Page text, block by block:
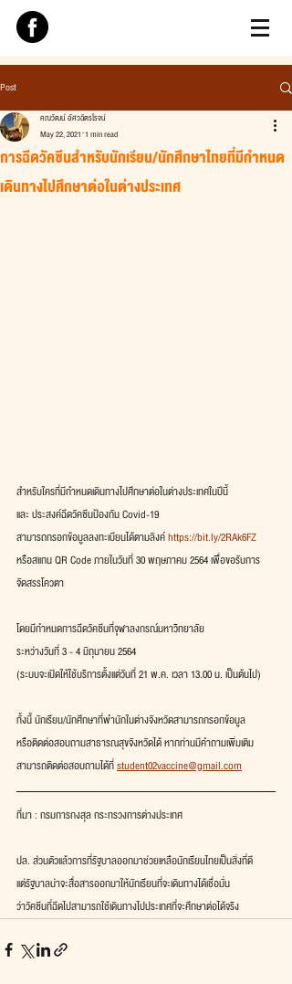
Post
การฉีดวัคซีนสำหรับนักเรียน/นักศึกษาไทยที่มีกำหนด
เดินทางไปศึกษาต่อในต่างประเทศ
คณวัฒน์ อัศวฉัตรโรจน์
May 22, 2021 1 min read
สำหรับใครที่มีกำหนดเดินทางไปศึกษาต่อในต่างประเทศในปีนี้
และ ประสงค์ฉีดวัคซีนป้องกัน Covid-19
สามารถกรอกข้อมูลลงทะเบียนได้ตามลิงค์ https://bit.ly/2RAk6FZ
หรือสแกน QR Code ภายในวันที่ 30 พฤษภาคม 2564 เพื่อขอรับการ
จัดสรรโควตา
โดยมีกำหนดการฉีดวัคซีนที่จุฬาลงกรณ์มหาวิทยาลัย
ระหว่างวันที่ 3 - 4 มิถุนายน 2564
(ระบบจะเปิดให้ใช้บริการตั้งแต่วันที่ 21 พ.ค. เวลา 13.00 น. เป็นต้นไป)
ทั้งนี้ นักเรียน/นักศึกษาที่พำนักในต่างจังหวัดสามารถกรอกข้อมูล
หรือติดต่อสอบถามสาธารณสุขจังหวัดได้ หากท่านมีคำถามเพิ่มเติม
สามารถติดต่อสอบถามได้ที่ student02vaccine@gmail.com
ที่มา : กรมการกงสุล กระทรวงการต่างประเทศ
ปล. ส่วนตัวแล้วการที่รัฐบาลออกมาช่วยเหลือนักเรียนไทยเป็นสิ่งที่ดี
แต่รัฐบาลน่าจะสื่อสารออกมาให้นักเรียนที่จะเดินทางได้เชื่อมั่น
ว่าวัคซีนที่ฉีดไปสามารถใช้เดินทางไปประเทศที่จะศึกษาต่อได้จริง